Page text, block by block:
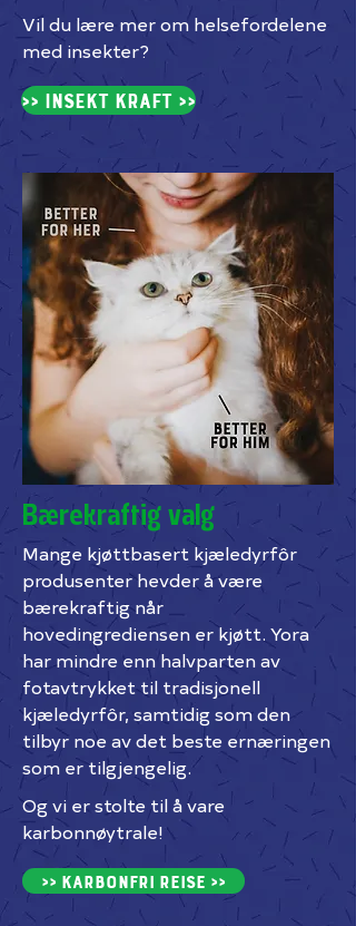
Vil du lære mer om helsefordelene
med insekter?
>> Insekt kraft >>
Bærekraftig valg
Mange kjøttbasert kjæledyrfôr
produsenter hevder å være
bærekraftig når
hovedingrediensen er kjøtt. Yora
har mindre enn halvparten av
fotavtrykket til tradisjonell
kjæledyrfôr, samtidig som den
tilbyr noe av det beste ernæringen
som er tilgjengelig.
Og vi er stolte til å vare
karbonnøytrale!
>> karbonfri reise >>